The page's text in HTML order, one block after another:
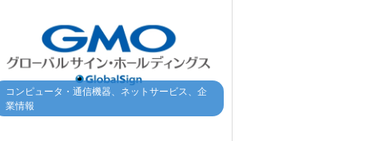
コンピュータ・通信機器、ネットサービス、企
業情報